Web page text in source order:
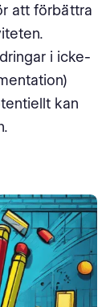
att förbättra
i icke-
kan